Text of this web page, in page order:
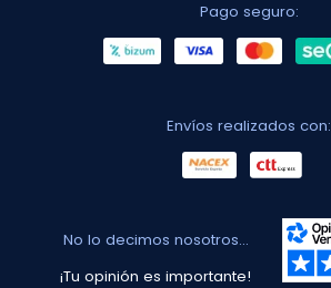
Pago seguro:
Envíos realizados con:
No lo decimos nosotros...
¡Tu opinión es importante!